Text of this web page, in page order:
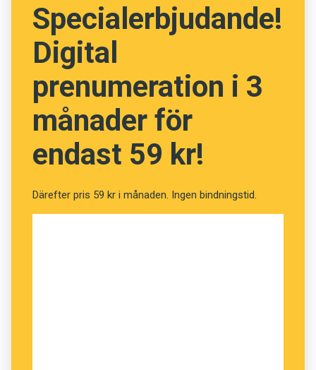
Specialerbjudande!
Digital
prenumeration i 3
månader för
endast 59 kr!
Därefter pris 59 kr i månaden. Ingen bindningstid.